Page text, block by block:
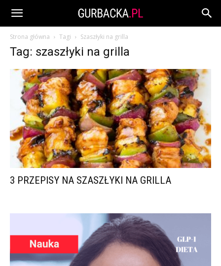
Strona główna Tagi Szaszłyki na grilla
Tag: szaszłyki na grilla
3 PRZEPISY NA SZASZŁYKI NA GRILLA